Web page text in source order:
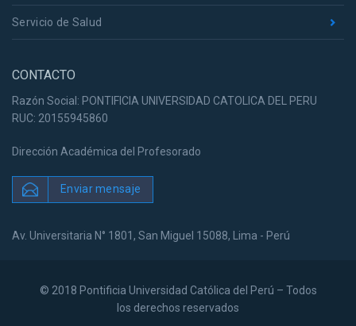
Servicio de Salud
CONTACTO
Razón Social: PONTIFICIA UNIVERSIDAD CATOLICA DEL PERU
RUC: 20155945860
Dirección Académica del Profesorado
Enviar mensaje
Av. Universitaria N° 1801, San Miguel 15088, Lima - Perú
© 2018 Pontificia Universidad Católica del Perú – Todos
los derechos reservados